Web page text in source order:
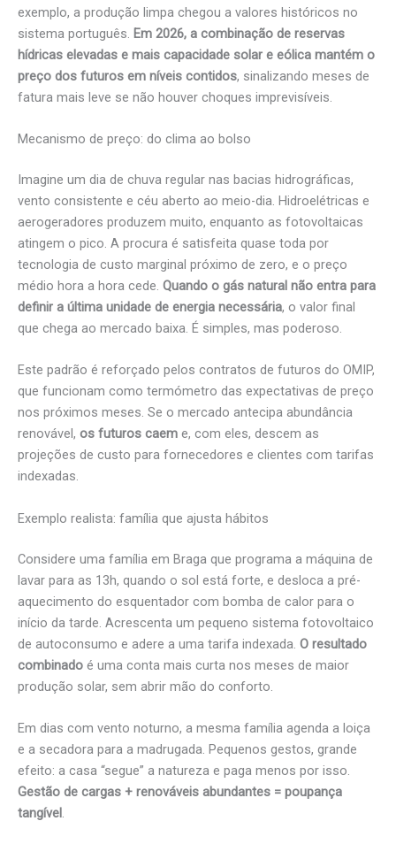
exemplo, a produção limpa chegou a valores históricos no
sistema português. Em 2026, a combinação de reservas
hídricas elevadas e mais capacidade solar e eólica mantém o
preço dos futuros em níveis contidos, sinalizando meses de
fatura mais leve se não houver choques imprevisíveis.
Mecanismo de preço: do clima ao bolso
Imagine um dia de chuva regular nas bacias hidrográficas,
vento consistente e céu aberto ao meio-dia. Hidroelétricas e
aerogeradores produzem muito, enquanto as fotovoltaicas
atingem o pico. A procura é satisfeita quase toda por
tecnologia de custo marginal próximo de zero, e o preço
médio hora a hora cede. Quando o gás natural não entra para
definir a última unidade de energia necessária, o valor final
que chega ao mercado baixa. É simples, mas poderoso.
Este padrão é reforçado pelos contratos de futuros do OMIP,
que funcionam como termómetro das expectativas de preço
nos próximos meses. Se o mercado antecipa abundância
renovável, os futuros caem e, com eles, descem as
projeções de custo para fornecedores e clientes com tarifas
indexadas.
Exemplo realista: família que ajusta hábitos
Considere uma família em Braga que programa a máquina de
lavar para as 13h, quando o sol está forte, e desloca a pré-
aquecimento do esquentador com bomba de calor para o
início da tarde. Acrescenta um pequeno sistema fotovoltaico
de autoconsumo e adere a uma tarifa indexada. O resultado
combinado é uma conta mais curta nos meses de maior
produção solar, sem abrir mão do conforto.
Em dias com vento noturno, a mesma família agenda a loiça
e a secadora para a madrugada. Pequenos gestos, grande
efeito: a casa “segue” a natureza e paga menos por isso.
Gestão de cargas + renováveis abundantes = poupança
tangível.